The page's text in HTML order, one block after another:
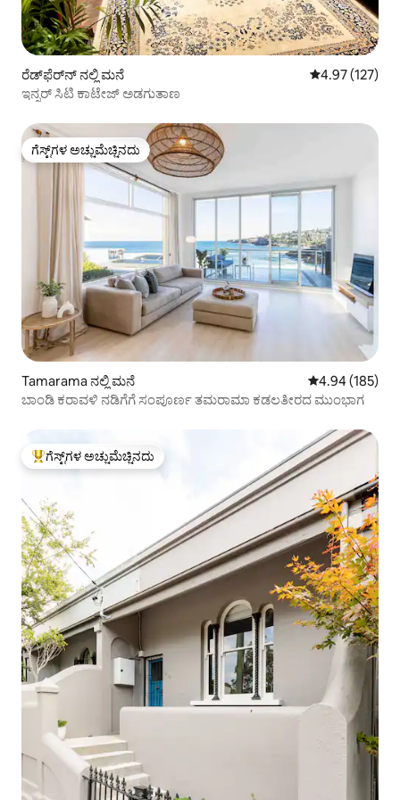
ರೆಡ್‌ಫೆರ್‌ನ್ ನಲ್ಲಿ ಮನೆ 5 ರಲ್ಲಿ 4.97
4.97 (127)
ಇನ್ನರ್ ಸಿಟಿ ಕಾಟೇಜ್ ಅಡಗುತಾಣ
ಗೆಸ್ಟ್‌ಗಳ ಅಚ್ಚುಮೆಚ್ಚಿನದು
ಗೆಸ್ಟ್‌ಗಳ ಅಚ್ಚುಮೆಚ್ಚಿನದು
Tamarama ನಲ್ಲಿ ಮನೆ 5 ರಲ್ಲಿ 4.94
4.94 (185)
ಬಾಂಡಿ ಕರಾವಳಿ ನಡಿಗೆಗೆ ಸಂಪೂರ್ಣ ತಮರಾಮಾ ಕಡಲತೀರದ ಮುಂಭಾಗ
ಗೆಸ್ಟ್‌ಗಳಿಗೆ ಅತಿ ಹೆಚ್ಚು ಅಚ್ಚುಮೆಚ್ಚಿನದು
ಗೆಸ್ಟ್‌ಗಳ ಅಚ್ಚುಮೆಚ್ಚಿನದು